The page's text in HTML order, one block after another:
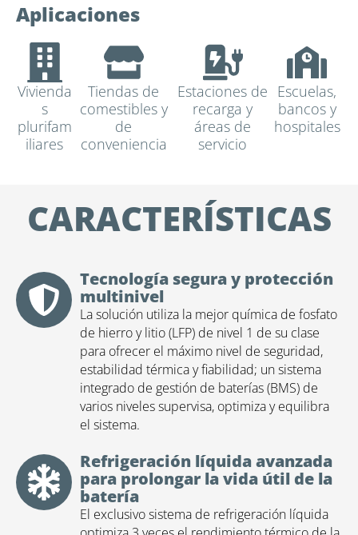
Aplicaciones
Vivienda
s
plurifam
iliares
Tiendas de
comestibles y
de
conveniencia
Estaciones de
recarga y
áreas de
servicio
Escuelas,
bancos y
hospitales
CARACTERÍSTICAS
Tecnología segura y protección
multinivel
La solución utiliza la mejor química de fosfato
de hierro y litio (LFP) de nivel 1 de su clase
para ofrecer el máximo nivel de seguridad,
estabilidad térmica y fiabilidad; un sistema
integrado de gestión de baterías (BMS) de
varios niveles supervisa, optimiza y equilibra
el sistema.
Refrigeración líquida avanzada
para prolongar la vida útil de la
batería
El exclusivo sistema de refrigeración líquida